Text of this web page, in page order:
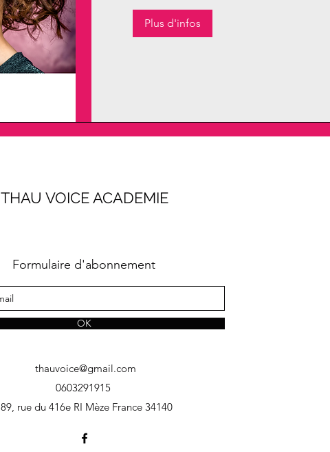
Plus d'infos
THAU VOICE ACADEMIE
Formulaire d'abonnement
OK
thauvoice@gmail.com
0603291915
89, rue du 416e RI Mèze France 34140